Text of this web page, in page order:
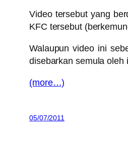
Video tersebut yang
KFC tersebut
Walaupun video ini
disebarkan semula oleh
(more…)
05/07/2011